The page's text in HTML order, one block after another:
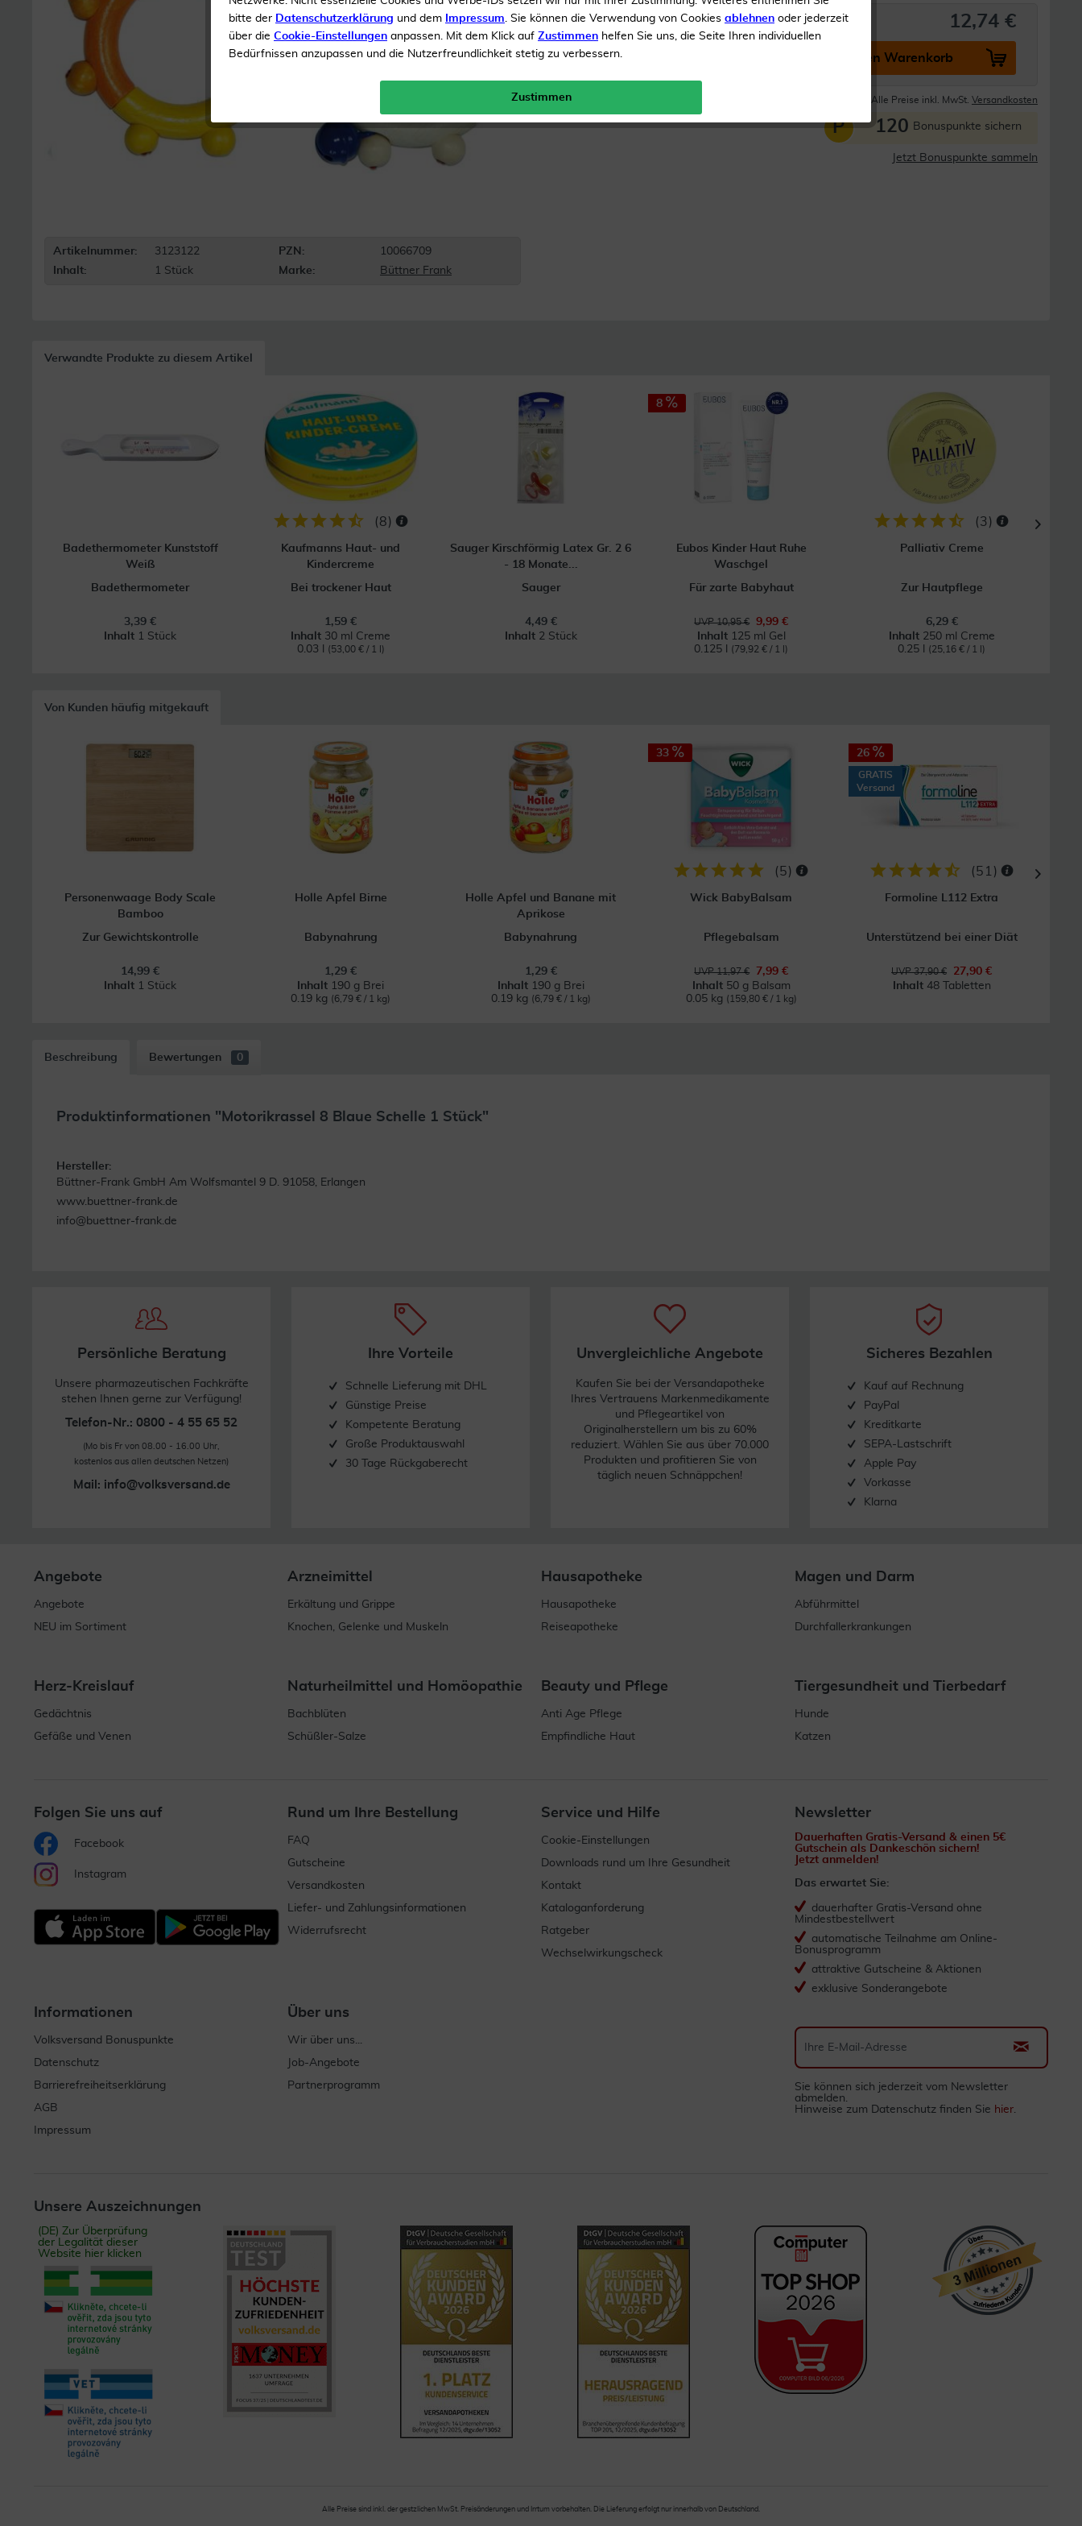
Artikelnummer: 3123122 PZN:
10066709
Inhalt:
1 Stück Marke: Büttner Frank
Inhalt1 Stück 12,74 €
In den Warenkorb
Alle Preise inkl. MwSt. Versandkosten
P 120 Bonuspunkte sichern
Jetzt Bonuspunkte sammeln
Verwandte Produkte zu diesem Artikel
Badethermometer Kunststoff
Weiß
Badethermometer
3,39 €
Inhalt 1 Stück
(8)
Kaufmanns Haut- und
Kindercreme
Bei trockener Haut
1,59 €
Inhalt 30 ml Creme
0.03 l
(53,00 € / 1 l)
Sauger Kirschförmig Latex Gr. 2 6
- 18 Monate...
Sauger
4,49 €
Inhalt 2 Stück
8
Eubos Kinder Haut Ruhe
Waschgel
Für zarte Babyhaut
UVP 10,95 €
9,99 €
Inhalt 125 ml Gel
0.125 l
(79,92 € / 1 l)
(3)
Palliativ Creme
Zur Hautpflege
6,29 €
Inhalt 250 ml Creme
0.25 l
(25,16 € / 1 l)
Von Kunden häufig mitgekauft
Personenwaage Body Scale
Bamboo
Zur Gewichtskontrolle
14,99 €
Inhalt 1 Stück
Holle Apfel Birne
Babynahrung
1,29 €
Inhalt 190 g Brei
0.19 kg (6,79 € / 1 kg)
Holle Apfel und Banane mit
Aprikose
Babynahrung
1,29 €
Inhalt 190 g Brei
0.19 kg (6,79 € / 1 kg)
33
(5)
Wick BabyBalsam
Pflegebalsam
UVP 11,97 €
7,99 €
Inhalt 50 g Balsam
0.05 kg (159,80 € / 1 kg)
26
GRATIS
Versand
(51 )
Formoline L112 Extra
Unterstützend bei einer Diät
UVP 37,90 €
27,90 €
Inhalt 48 Tabletten
Beschreibung Bewertungen 0
Produktinformationen "Motorikrassel 8 Blaue Schelle 1 Stück"
Hersteller:
Büttner-Frank GmbH Am Wolfsmantel 9 D. 91058, Erlangen
www.buettner-frank.de
info@buettner-frank.de
Persönliche Beratung
Unsere pharmazeutischen Fachkräfte
stehen Ihnen gerne zur Verfügung!
Telefon-Nr.: 0800 - 4 55 65 52
(Mo bis Fr von 08.00 - 16.00 Uhr,
kostenlos aus allen deutschen Netzen)
Mail: info@volksversand.de
Ihre Vorteile
Schnelle Lieferung mit DHL
Günstige Preise
Kompetente Beratung
Große Produktauswahl
30 Tage Rückgaberecht
Unvergleichliche Angebote
Kaufen Sie bei der Versandapotheke
Ihres Vertrauens Markenmedikamente
und Pflegeartikel von
Originalherstellern um bis zu 60%
reduziert. Wählen Sie aus über 70.000
Produkten und profitieren Sie von
täglich neuen Schnäppchen!
Sicheres Bezahlen
Kauf auf Rechnung
PayPal
Kreditkarte
SEPA-Lastschrift
Apple Pay
Vorkasse
Klarna
Angebote
Angebote
NEU im Sortiment
Arzneimittel
Erkältung und Grippe
Knochen, Gelenke und Muskeln
Hausapotheke
Hausapotheke
Reiseapotheke
Magen und Darm
Abführmittel
Durchfallerkrankungen
Herz-Kreislauf
Gedächtnis
Gefäße und Venen
Naturheilmittel und Homöopathie
Bachblüten
Schüßler-Salze
Beauty und Pflege
Anti Age Pflege
Empfindliche Haut
Tiergesundheit und Tierbedarf
Hunde
Katzen
Folgen Sie uns auf
Facebook
Instagram
Rund um Ihre Bestellung
FAQ
Gutscheine
Versandkosten
Liefer- und Zahlungsinformationen
Widerrufsrecht
Service und Hilfe
Cookie-Einstellungen
Downloads rund um Ihre Gesundheit
Kontakt
Kataloganforderung
Ratgeber
Wechselwirkungscheck
Informationen
Volksversand Bonuspunkte
Datenschutz
Barrierefreiheitserklärung
AGB
Impressum
Über uns
Wir über uns...
Job-Angebote
Partnerprogramm
Newsletter
Dauerhaften Gratis-Versand & einen 5€
Gutschein als Dankeschön sichern!
Jetzt anmelden!
Das erwartet Sie:
dauerhafter Gratis-Versand ohne
Mindestbestellwert
automatische Teilnahme am Online-
Bonusprogramm
attraktive Gutscheine & Aktionen
exklusive Sonderangebote
Sie können sich jederzeit vom Newsletter
abmelden.
Hinweise zum Datenschutz finden Sie hier.
Unsere Auszeichnungen
(DE) Zur Überprüfung
der Legalität dieser
Website hier klicken
Alle Preise sind inkl. der gestzlichen MwSt. Preisänderungen und Irrtum vorbehalten. Die Lieferung erfolgt nur innerhalb von Deutschland.
bitte der Datenschutzerklärung und dem Impressum. Sie können die Verwendung von Cookies ablehnen oder jederzeit
über die Cookie-Einstellungen anpassen. Mit dem Klick auf Zustimmen helfen Sie uns, die Seite Ihren individuellen
Bedürfnissen anzupassen und die Nutzerfreundlichkeit stetig zu verbessern.
Zustimmen